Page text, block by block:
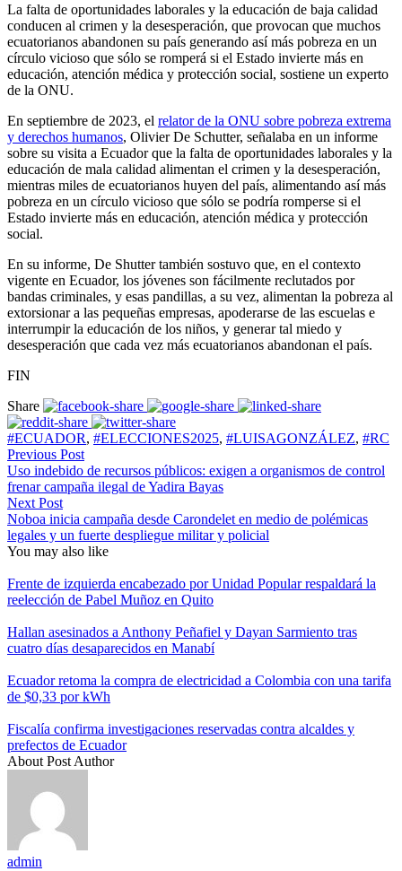
La falta de oportunidades laborales y la educación de baja calidad
conducen al crimen y la desesperación, que provocan que muchos
ecuatorianos abandonen su país generando así más pobreza en un
círculo vicioso que sólo se romperá si el Estado invierte más en
educación, atención médica y protección social, sostiene un experto
de la ONU.
En septiembre de 2023, el relator de la ONU sobre pobreza extrema
y derechos humanos, Olivier De Schutter, señalaba en un informe
sobre su visita a Ecuador que la falta de oportunidades laborales y la
educación de mala calidad alimentan el crimen y la desesperación,
mientras miles de ecuatorianos huyen del país, alimentando así más
pobreza en un círculo vicioso que sólo se podría romperse si el
Estado invierte más en educación, atención médica y protección
social.
En su informe, De Shutter también sostuvo que, en el contexto
vigente en Ecuador, los jóvenes son fácilmente reclutados por
bandas criminales, y esas pandillas, a su vez, alimentan la pobreza al
extorsionar a las pequeñas empresas, apoderarse de las escuelas e
interrumpir la educación de los niños, y generar tal miedo y
desesperación que cada vez más ecuatorianos abandonan el país.
FIN
Share
#ECUADOR, #ELECCIONES2025, #LUISAGONZÁLEZ, #RC
Previous Post
Uso indebido de recursos públicos: exigen a organismos de control
frenar campaña ilegal de Yadira Bayas
Next Post
Noboa inicia campaña desde Carondelet en medio de polémicas
legales y un fuerte despliegue militar y policial
You may also like
Frente de izquierda encabezado por Unidad Popular respaldará la
reelección de Pabel Muñoz en Quito
Hallan asesinados a Anthony Peñafiel y Dayan Sarmiento tras
cuatro días desaparecidos en Manabí
Ecuador retoma la compra de electricidad a Colombia con una tarifa
de $0,33 por kWh
Fiscalía confirma investigaciones reservadas contra alcaldes y
prefectos de Ecuador
About Post Author
admin